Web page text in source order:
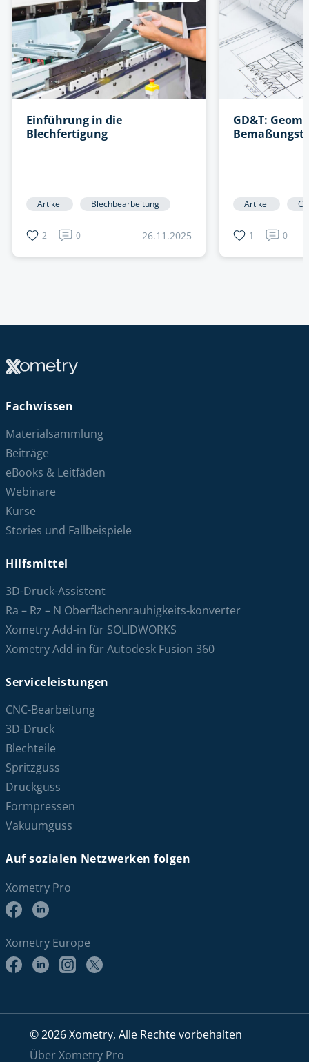
Einführung in die
Blechfertigung
Artikel Blechbearbeitung
2 0 26.11.2025
GD&T:
Artikel
1 0
Fachwissen
Materialsammlung
Beiträge
eBooks & Leitfäden
Webinare
Kurse
Stories und Fallbeispiele
Hilfsmittel
3D-Druck-Assistent
Ra – Rz – N Oberflächenrauhigkeits-konverter
Xometry Add-in für SOLIDWORKS
Xometry Add-in für Autodesk Fusion 360
Serviceleistungen
CNC-Bearbeitung
3D-Druck
Blechteile
Spritzguss
Druckguss
Formpressen
Vakuumguss
Auf sozialen Netzwerken folgen
Xometry Pro
Xometry Europe
© 2026 Xometry, Alle Rechte vorbehalten
Über Xometry Pro